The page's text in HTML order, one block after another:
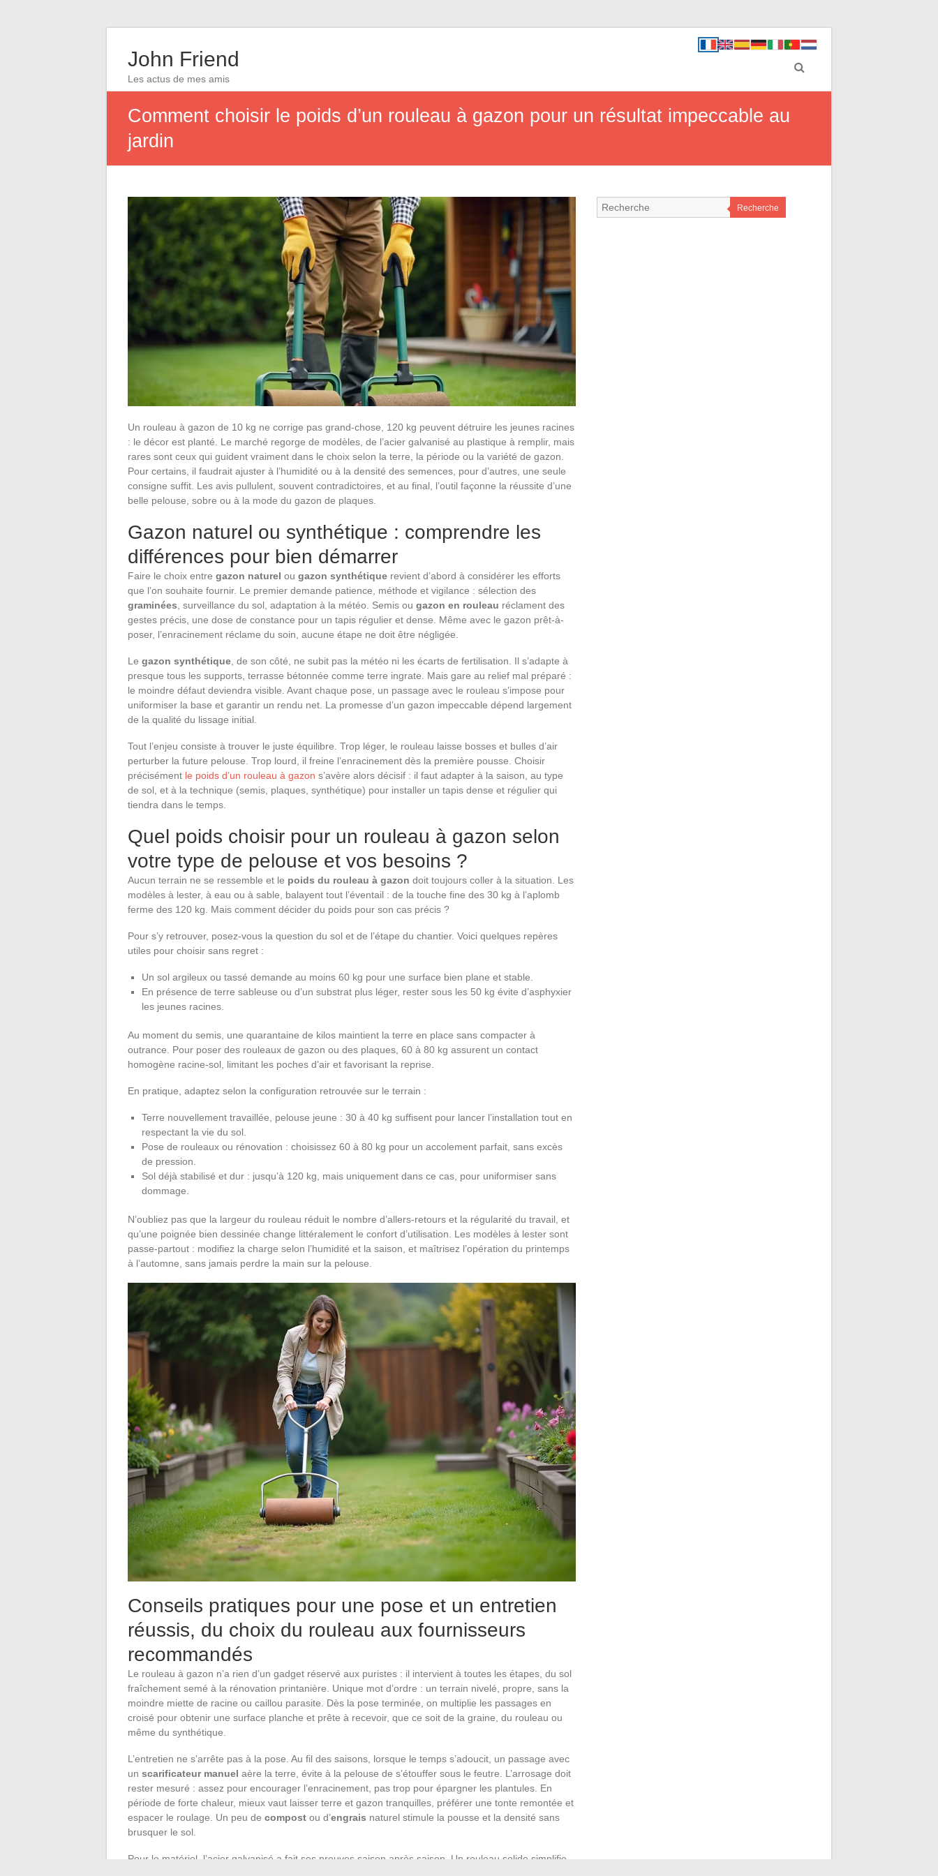
John Friend
Les actus de mes amis
Comment choisir le poids d’un rouleau à gazon pour un résultat impeccable au
jardin
Un rouleau à gazon de 10 kg ne corrige pas grand-chose, 120 kg peuvent détruire les jeunes racines
: le décor est planté. Le marché regorge de modèles, de l’acier galvanisé au plastique à remplir, mais
rares sont ceux qui guident vraiment dans le choix selon la terre, la période ou la variété de gazon.
Pour certains, il faudrait ajuster à l’humidité ou à la densité des semences, pour d’autres, une seule
consigne suffit. Les avis pullulent, souvent contradictoires, et au final, l’outil façonne la réussite d’une
belle pelouse, sobre ou à la mode du gazon de plaques.
Gazon naturel ou synthétique : comprendre les
différences pour bien démarrer
Faire le choix entre gazon naturel ou gazon synthétique revient d’abord à considérer les efforts
que l’on souhaite fournir. Le premier demande patience, méthode et vigilance : sélection des
graminées , surveillance du sol, adaptation à la météo. Semis ou gazon en rouleau réclament des
gestes précis, une dose de constance pour un tapis régulier et dense. Même avec le gazon prêt-à-
poser, l’enracinement réclame du soin, aucune étape ne doit être négligée.
Le gazon synthétique , de son côté, ne subit pas la météo ni les écarts de fertilisation. Il s’adapte à
presque tous les supports, terrasse bétonnée comme terre ingrate. Mais gare au relief mal préparé :
le moindre défaut deviendra visible. Avant chaque pose, un passage avec le rouleau s’impose pour
uniformiser la base et garantir un rendu net. La promesse d’un gazon impeccable dépend largement
de la qualité du lissage initial.
Tout l’enjeu consiste à trouver le juste équilibre. Trop léger, le rouleau laisse bosses et bulles d’air
perturber la future pelouse. Trop lourd, il freine l’enracinement dès la première pousse. Choisir
précisément le poids d’un rouleau à gazon s’avère alors décisif : il faut adapter à la saison, au type
de sol, et à la technique (semis, plaques, synthétique) pour installer un tapis dense et régulier qui
tiendra dans le temps.
Quel poids choisir pour un rouleau à gazon selon
votre type de pelouse et vos besoins ?
Aucun terrain ne se ressemble et le poids du rouleau à gazon doit toujours coller à la situation. Les
modèles à lester, à eau ou à sable, balayent tout l’éventail : de la touche fine des 30 kg à l’aplomb
ferme des 120 kg. Mais comment décider du poids pour son cas précis ?
Pour s’y retrouver, posez-vous la question du sol et de l’étape du chantier. Voici quelques repères
utiles pour choisir sans regret :
Un sol argileux ou tassé demande au moins 60 kg pour une surface bien plane et stable.
En présence de terre sableuse ou d’un substrat plus léger, rester sous les 50 kg évite d’asphyxier
les jeunes racines.
Au moment du semis, une quarantaine de kilos maintient la terre en place sans compacter à
outrance. Pour poser des rouleaux de gazon ou des plaques, 60 à 80 kg assurent un contact
homogène racine-sol, limitant les poches d’air et favorisant la reprise.
En pratique, adaptez selon la configuration retrouvée sur le terrain :
Terre nouvellement travaillée, pelouse jeune : 30 à 40 kg suffisent pour lancer l’installation tout en
respectant la vie du sol.
Pose de rouleaux ou rénovation : choisissez 60 à 80 kg pour un accolement parfait, sans excès
de pression.
Sol déjà stabilisé et dur : jusqu’à 120 kg, mais uniquement dans ce cas, pour uniformiser sans
dommage.
N’oubliez pas que la largeur du rouleau réduit le nombre d’allers-retours et la régularité du travail, et
qu’une poignée bien dessinée change littéralement le confort d’utilisation. Les modèles à lester sont
passe-partout : modifiez la charge selon l’humidité et la saison, et maîtrisez l’opération du printemps
à l’automne, sans jamais perdre la main sur la pelouse.
Conseils pratiques pour une pose et un entretien
réussis, du choix du rouleau aux fournisseurs
recommandés
Le rouleau à gazon n’a rien d’un gadget réservé aux puristes : il intervient à toutes les étapes, du sol
fraîchement semé à la rénovation printanière. Unique mot d’ordre : un terrain nivelé, propre, sans la
moindre miette de racine ou caillou parasite. Dès la pose terminée, on multiplie les passages en
croisé pour obtenir une surface planche et prête à recevoir, que ce soit de la graine, du rouleau ou
même du synthétique.
L’entretien ne s’arrête pas à la pose. Au fil des saisons, lorsque le temps s’adoucit, un passage avec
un scarificateur manuel aère la terre, évite à la pelouse de s’étouffer sous le feutre. L’arrosage doit
rester mesuré : assez pour encourager l’enracinement, pas trop pour épargner les plantules. En
période de forte chaleur, mieux vaut laisser terre et gazon tranquilles, préférer une tonte remontée et
espacer le roulage. Un peu de compost ou d’engrais naturel stimule la pousse et la densité sans
brusquer le sol.
Pour le matériel, l’acier galvanisé a fait ses preuves saison après saison. Un rouleau solide simplifie
Recherche